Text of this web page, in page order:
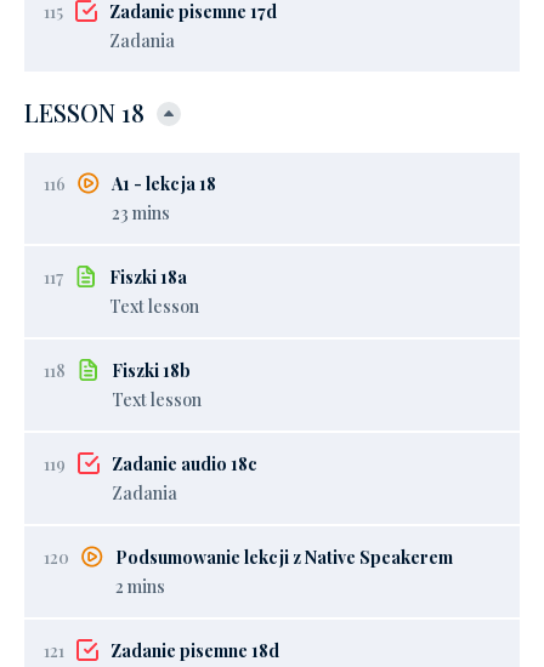
115
Zadanie pisemne 17d
Zadania
LESSON 18
116
A1 - lekcja 18
23 mins
117
Fiszki 18a
Text lesson
118
Fiszki 18b
Text lesson
119
Zadanie audio 18c
Zadania
120
Podsumowanie lekcji z Native Speakerem
2 mins
121
Zadanie pisemne 18d